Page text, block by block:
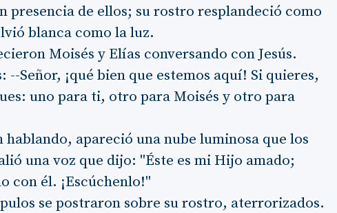
presencia de ellos; su rostro resplandeció como
blanca como la luz.
Moisés y Elías conversando con Jesús.
--Señor, ¡qué bien que estemos aquí! Si quieres,
uno para ti, otro para Moisés y otro para
hablando, apareció una nube luminosa que los
una voz que dijo: "Éste es mi Hijo amado;
con él. ¡Escúchenlo!"
se postraron sobre su rostro, aterrorizados.